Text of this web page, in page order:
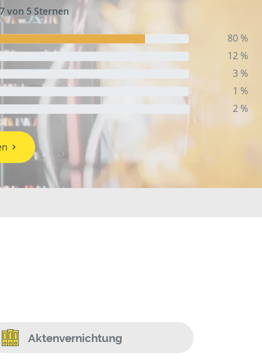
von 5 Sternen
80 %
12 %
3 %
1 %
2 %
Aktenvernichtung